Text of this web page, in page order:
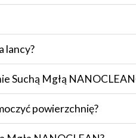
lancy?
Suchą Mgłą
powierzchnię?